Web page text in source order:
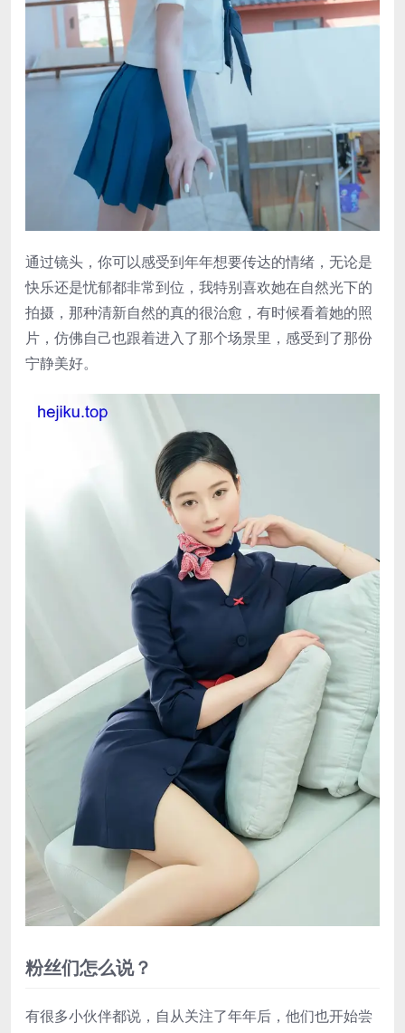
通过镜头，你可以感受到年年想要传达的情绪，无论是
快乐还是忧郁都非常到位，我特别喜欢她在自然光下的
拍摄，那种清新自然的真的很治愈，有时候看着她的照
片，仿佛自己也跟着进入了那个场景里，感受到了那份
宁静美好。
粉丝们怎么说？
有很多小伙伴都说，自从关注了年年后，他们也开始尝